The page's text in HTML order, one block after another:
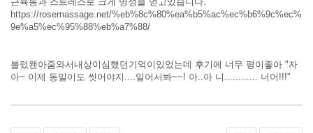
https://rosemassage.net/%eb%8c%80%ea%b5%ac%ec%b6%9c%ec%
9e%a5%ec%95%88%eb%a7%88/
불렀왠아줌와서내상이심했던기억이있었는데 후기에 너무 평이좋아​​​​​​​ "자
아~ 이제 동일이도 씻어야지....일어서봐~~! 아..아 니............ 너어!!!"